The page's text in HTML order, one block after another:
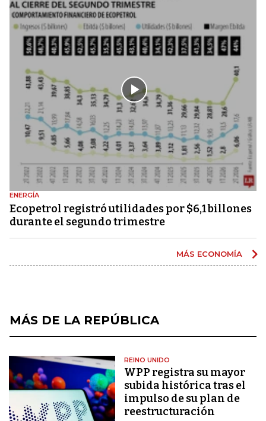
ENERGÍA
Ecopetrol registró utilidades por $6,1 billones
durante el segundo trimestre
MÁS ECONOMÍA
MÁS DE LA REPÚBLICA
REINO UNIDO
WPP registra su mayor
subida histórica tras el
impulso de su plan de
reestructuración